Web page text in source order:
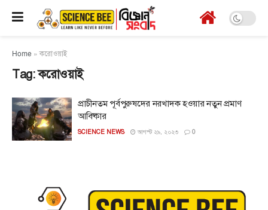
Home »করোওয়াই
Tag:করোওয়াই
প্রাচীনতম পূর্বপুরুষদের নরখাদক হওয়ার নতুন প্রমাণ
আবিষ্কার
SCIENCE NEWS আগস্ট ২৯, ২০২৩ 0